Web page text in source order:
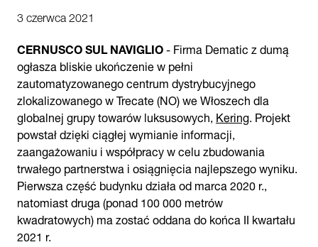
3 czerwca 2021
CERNUSCO SUL NAVIGLIO- Firma Dematic z dumą
ogłasza bliskie ukończenie w pełni
zautomatyzowanego centrum dystrybucyjnego
zlokalizowanego w Trecate (NO) we Włoszech dla
globalnej grupy towarów luksusowych,Kering. Projekt
powstał dzięki ciągłej wymianie informacji,
zaangażowaniu i współpracy w celu zbudowania
trwałego partnerstwa i osiągnięcia najlepszego wyniku.
Pierwsza część budynku działa od marca 2020 r.,
natomiast druga (ponad 100 000 metrów
kwadratowych) ma zostać oddana do końca II kwartału
2021 r.